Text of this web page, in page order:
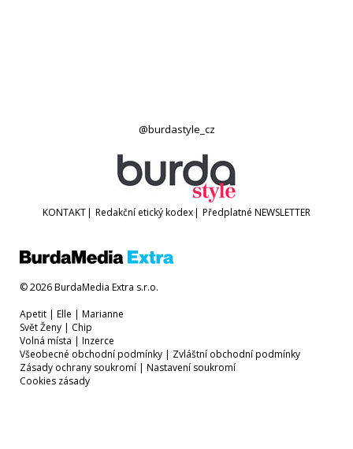
@burdastyle_cz
KONTAKT| Redakční etický kodex| Předplatné NEWSLETTER
© 2026 BurdaMedia Extra s.r.o.
Apetit | Elle | Marianne
Svět Ženy | Chip
Volná místa | Inzerce
Všeobecné obchodní podmínky | Zvláštní obchodní podmínky
Zásady ochrany soukromí | Nastavení soukromí
Cookies zásady